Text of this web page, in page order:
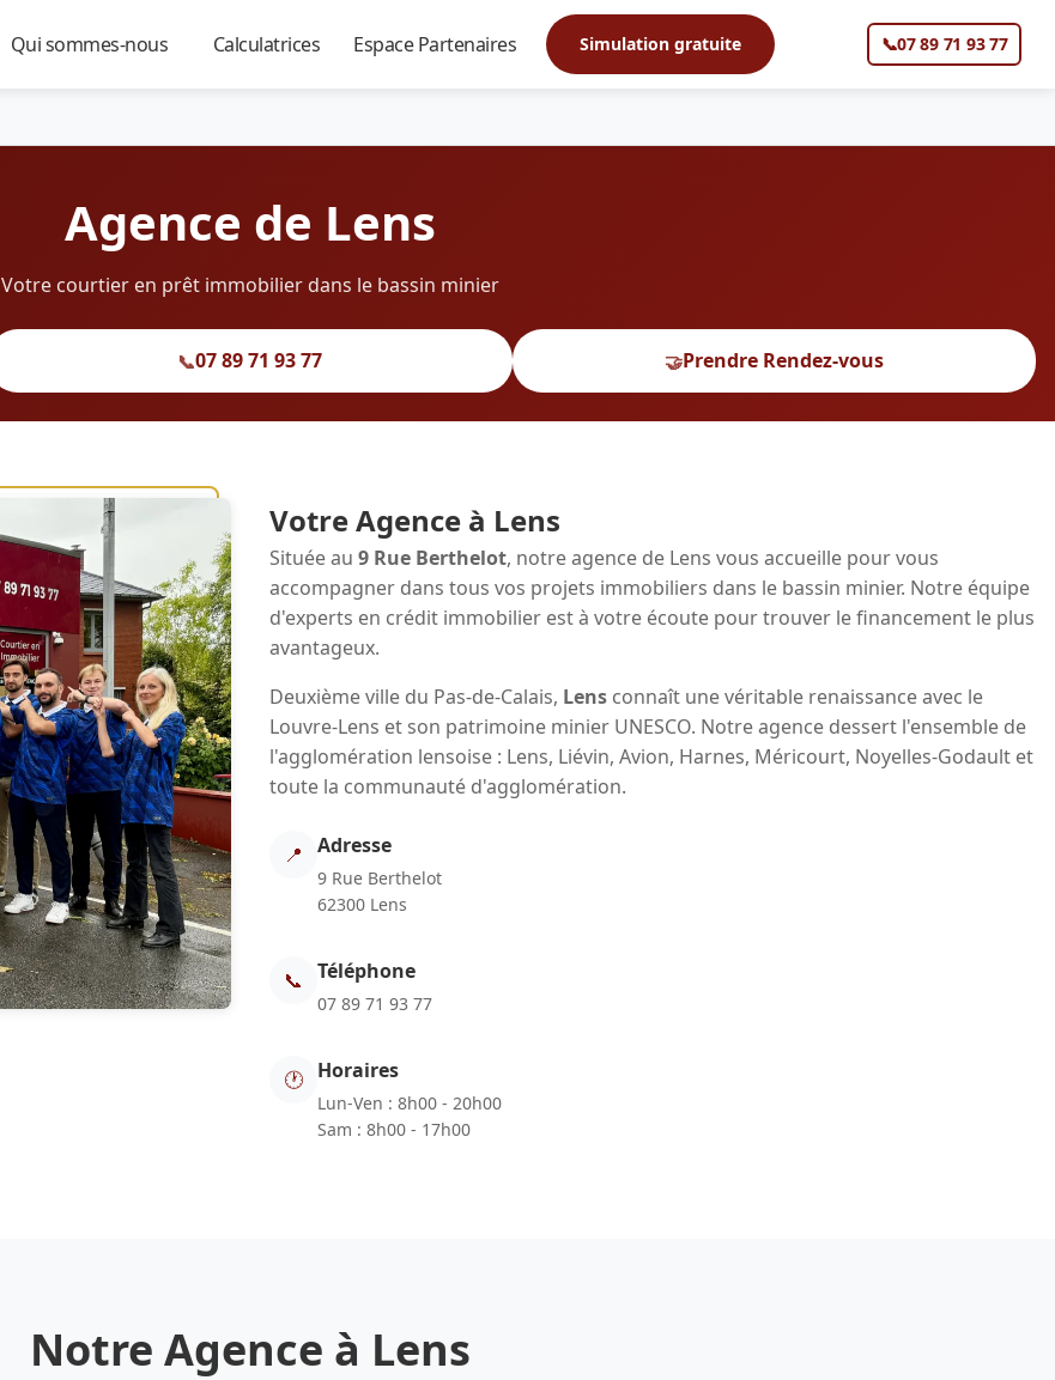
Qui sommes-nous Calculatrices Espace Partenaires Simulation gratuite 📞07 89 71 93 77
Agence de Lens
Votre courtier en prêt immobilier dans le bassin minier
📞07 89 71 93 77 🤝Prendre Rendez-vous
Votre Agence à Lens
Située au 9 Rue Berthelot, notre agence de Lens vous accueille pour vous
accompagner dans tous vos projets immobiliers dans le bassin minier. Notre équipe
d'experts en crédit immobilier est à votre écoute pour trouver le financement le plus
avantageux.
Deuxième ville du Pas-de-Calais, Lens connaît une véritable renaissance avec le
Louvre-Lens et son patrimoine minier UNESCO. Notre agence dessert l'ensemble de
l'agglomération lensoise : Lens, Liévin, Avion, Harnes, Méricourt, Noyelles-Godault et
toute la communauté d'agglomération.
📍 Adresse
9 Rue Berthelot
62300 Lens
📞 Téléphone
07 89 71 93 77
🕐 Horaires
Lun-Ven : 8h00 - 20h00
Sam : 8h00 - 17h00
Notre Agence à Lens